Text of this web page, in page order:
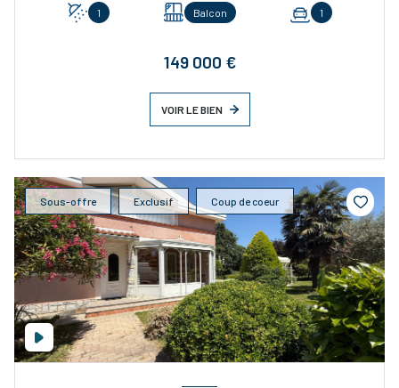
1 Balcon 1
149 000 €
VOIR LE BIEN
Sous-offre Exclusif Coup de coeur